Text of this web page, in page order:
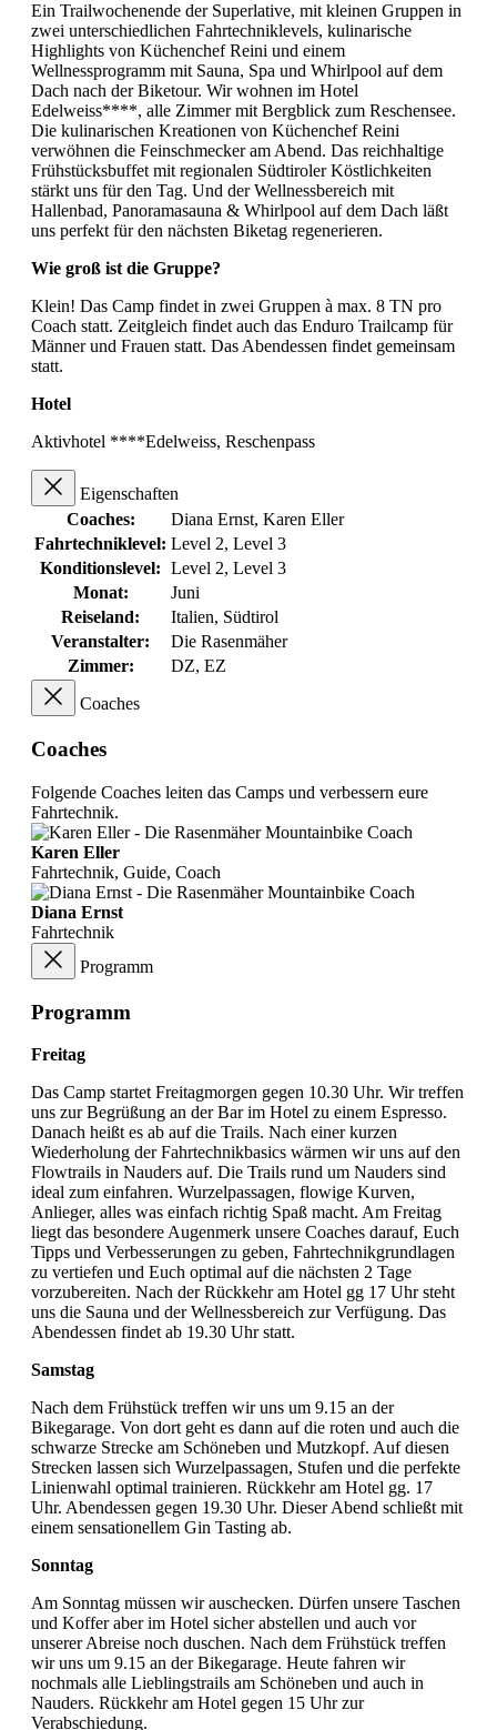
Ein Trailwochenende der Superlative, mit kleinen Gruppen in
zwei unterschiedlichen Fahrtechniklevels, kulinarische
Highlights von Küchenchef Reini und einem
Wellnessprogramm mit Sauna, Spa und Whirlpool auf dem
Dach nach der Biketour. Wir wohnen im Hotel
Edelweiss****, alle Zimmer mit Bergblick zum Reschensee.
Die kulinarischen Kreationen von Küchenchef Reini
verwöhnen die Feinschmecker am Abend. Das reichhaltige
Frühstücksbuffet mit regionalen Südtiroler Köstlichkeiten
stärkt uns für den Tag. Und der Wellnessbereich mit
Hallenbad, Panoramasauna & Whirlpool auf dem Dach läßt
uns perfekt für den nächsten Biketag regenerieren.
Wie groß ist die Gruppe?
Klein! Das Camp findet in zwei Gruppen à max. 8 TN pro
Coach statt. Zeitgleich findet auch das Enduro Trailcamp für
Männer und Frauen statt. Das Abendessen findet gemeinsam
statt.
Hotel
Aktivhotel ****Edelweiss, Reschenpass
Eigenschaften
Coaches:
Diana Ernst, Karen Eller
Fahrtechniklevel: Level 2, Level 3
Konditionslevel: Level 2, Level 3
Monat:
Juni
Reiseland:
Italien, Südtirol
Veranstalter:
Die Rasenmäher
Zimmer:
DZ, EZ
Coaches
Coaches
Folgende Coaches leiten das Camps und verbessern eure
Fahrtechnik.
Karen Eller
Fahrtechnik, Guide, Coach
Diana Ernst
Fahrtechnik
Programm
Programm
Freitag
Das Camp startet Freitagmorgen gegen 10.30 Uhr. Wir treffen
uns zur Begrüßung an der Bar im Hotel zu einem Espresso.
Danach heißt es ab auf die Trails. Nach einer kurzen
Wiederholung der Fahrtechnikbasics wärmen wir uns auf den
Flowtrails in Nauders auf. Die Trails rund um Nauders sind
ideal zum einfahren. Wurzelpassagen, flowige Kurven,
Anlieger, alles was einfach richtig Spaß macht. Am Freitag
liegt das besondere Augenmerk unsere Coaches darauf, Euch
Tipps und Verbesserungen zu geben, Fahrtechnikgrundlagen
zu vertiefen und Euch optimal auf die nächsten 2 Tage
vorzubereiten. Nach der Rückkehr am Hotel gg 17 Uhr steht
uns die Sauna und der Wellnessbereich zur Verfügung. Das
Abendessen findet ab 19.30 Uhr statt.
Samstag
Nach dem Frühstück treffen wir uns um 9.15 an der
Bikegarage. Von dort geht es dann auf die roten und auch die
schwarze Strecke am Schöneben und Mutzkopf. Auf diesen
Strecken lassen sich Wurzelpassagen, Stufen und die perfekte
Linienwahl optimal trainieren. Rückkehr am Hotel gg. 17
Uhr. Abendessen gegen 19.30 Uhr. Dieser Abend schließt mit
einem sensationellem Gin Tasting ab.
Sonntag
Am Sonntag müssen wir auschecken. Dürfen unsere Taschen
und Koffer aber im Hotel sicher abstellen und auch vor
unserer Abreise noch duschen. Nach dem Frühstück treffen
wir uns um 9.15 an der Bikegarage. Heute fahren wir
nochmals alle Lieblingstrails am Schöneben und auch in
Nauders. Rückkehr am Hotel gegen 15 Uhr zur
Verabschiedung.